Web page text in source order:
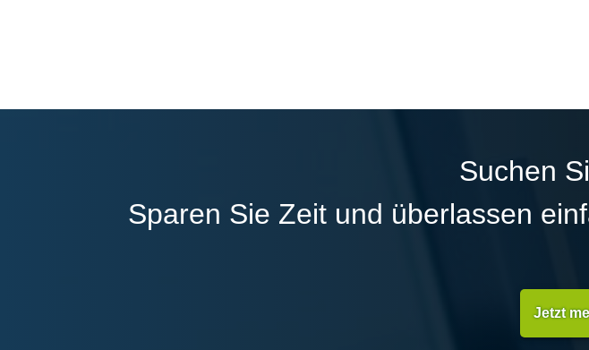
Suchen
Sparen Sie Zeit und überlassen
Jetzt